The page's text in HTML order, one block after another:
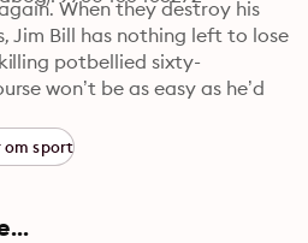
When they destroy his
Jim Bill has nothing left to lose
potbellied sixty-
won’t be as easy as he’d
om sport